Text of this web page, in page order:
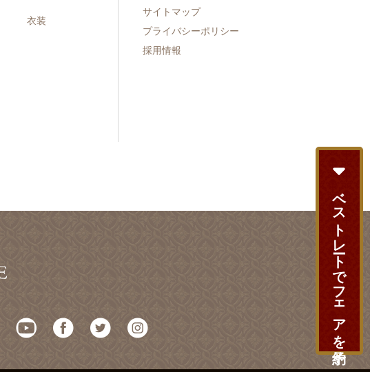
ベストレートでフェアを予約
衣装
サイトマップ
プライバシーポリシー
採用情報